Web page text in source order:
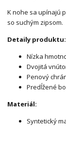
Knohe sa upínajú
so suchým zipsom.
Detaily produktu:
Nízka
Dvojitá
Penový
Predĺžené
Materiál:
Syntetický